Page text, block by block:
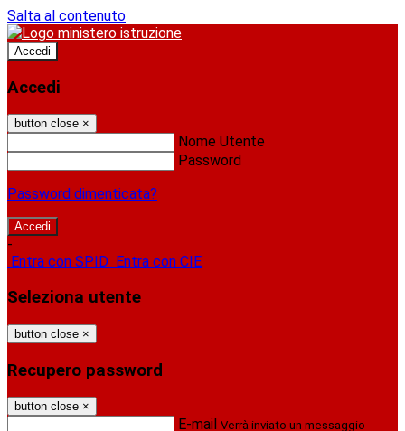
Salta al contenuto
Accedi
Accedi
button close ×
Nome Utente
Password
Password dimenticata?
-
Entra con SPID Entra con CIE
Seleziona utente
button close ×
Recupero password
button close ×
E-mail Verrà inviato un messaggio